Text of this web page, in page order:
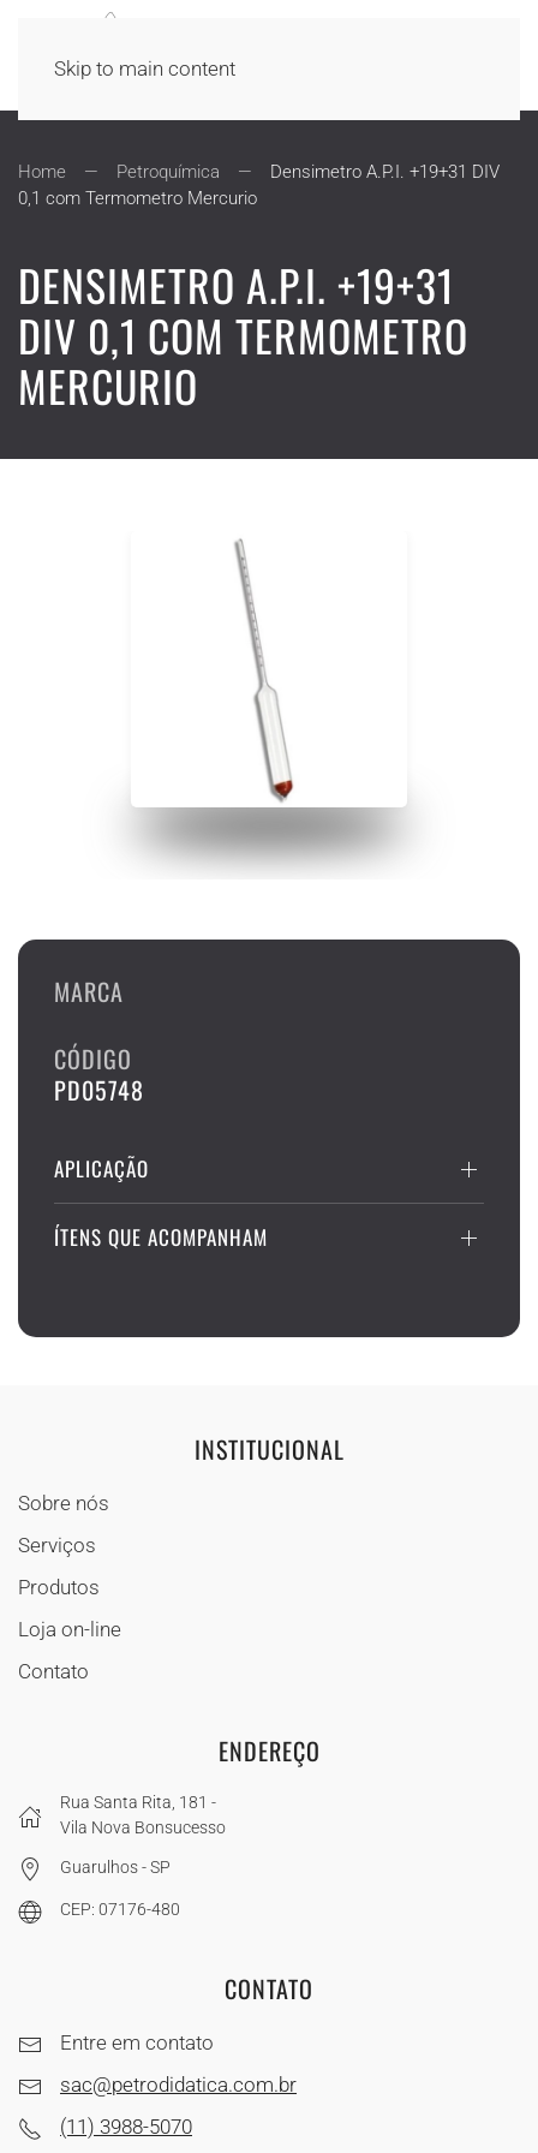
Skip to main content
Home Petroquímica
Densimetro A.P.I. +19+31 DIV
0,1 com Termometro Mercurio
DENSIMETRO A.P.I. +19+31
DIV 0,1 COM TERMOMETRO
MERCURIO
MARCA
CÓDIGO
PD05748
APLICAÇÃO
ÍTENS QUE ACOMPANHAM
INSTITUCIONAL
Sobre nós
Serviços
Produtos
Loja on-line
Contato
ENDEREÇO
Rua Santa Rita, 181 -
Vila Nova Bonsucesso
Guarulhos - SP
CEP: 07176-480
CONTATO
Entre em contato
sac@petrodidatica.com.br
(11) 3988-5070